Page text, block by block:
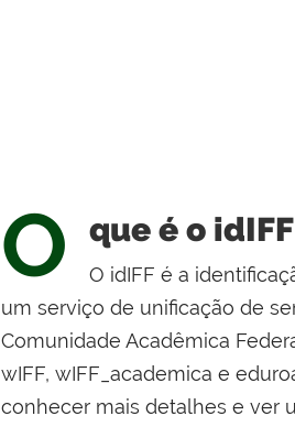
O que é o
O idIFF é a
um serviço de unificação de
Comunidade Acadêmica
wIFF, wIFF_academica e
conhecer mais detalhes e ver